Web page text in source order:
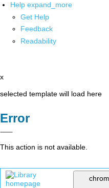
Help expand_more
Get Help
Feedback
Readability
x
selected template will load here
Error
This action is not available.